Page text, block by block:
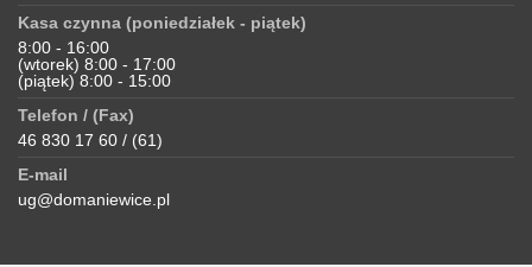
Kasa czynna (poniedziałek - piątek)
8:00 - 16:00
(wtorek) 8:00 - 17:00
(piątek) 8:00 - 15:00
Telefon / (Fax)
46 830 17 60 / (61)
E-mail
ug@domaniewice.pl